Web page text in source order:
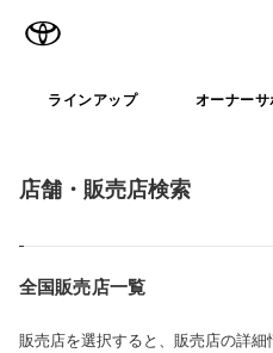
ラインアップ オーナーサ
店舗・販売店検索
全国販売店一覧
販売店を選択すると、販売店の詳細